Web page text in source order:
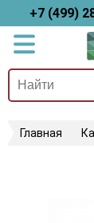
+7 (499)
Главная